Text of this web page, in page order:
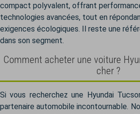
compact polyvalent, offrant
technologies avancées, tout en
exigences écologiques. Il reste une
dans son segment.
Comment acheter une voiture
cher ?
Si vous recherchez une Hyundai
partenaire automobile incontournable.